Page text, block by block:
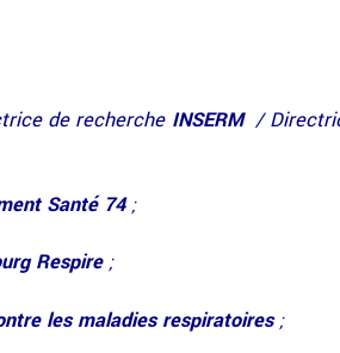
de rechercheINSERM/
Santé 74;
Respire;
les maladies respiratoires;